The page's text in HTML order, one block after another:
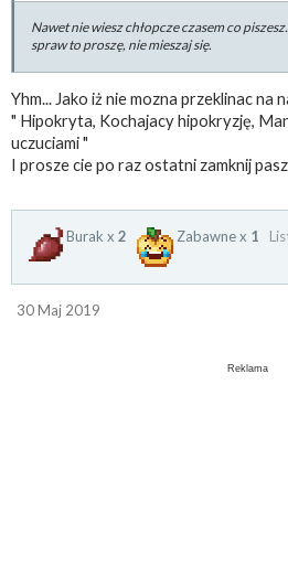
Nawet nie wiesz chłopcze czasem co
spraw to proszę, nie mieszaj się.
Yhm... Jako iż nie mozna przeklinac na
" Hipokryta, Kochajacy hipokryzję,
uczuciami "
I prosze cie po raz ostatni zamknij
Burak x 2 Zabawne x 1
30 Maj 2019
Reklama